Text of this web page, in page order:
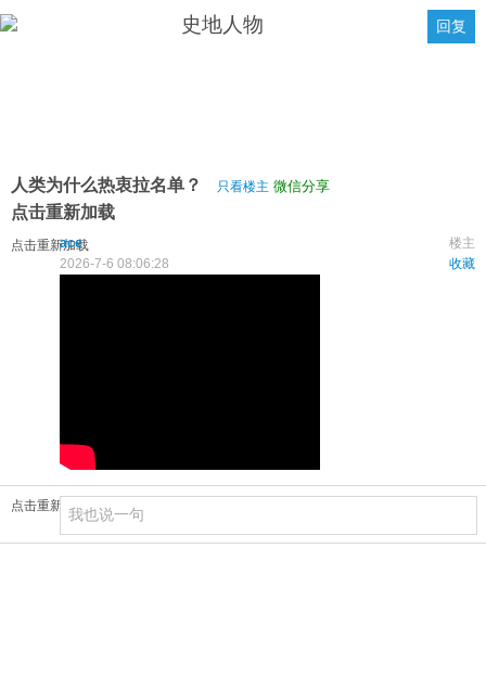
回复
史地人物
人类为什么热衷拉名单？ 只看楼主 微信分享
点击重新加载
点击重新加载 楼主
ace
收藏
2026-7-6 08:06:28
点击重新加载